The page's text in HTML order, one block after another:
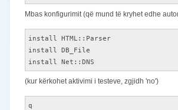
Mbas konfigurimit (që mund të kryhet edhe
install HTML::Parser
install DB_File
install Net::DNS
(kur kërkohet aktivimi i testeve, zgjidh 'no')
q